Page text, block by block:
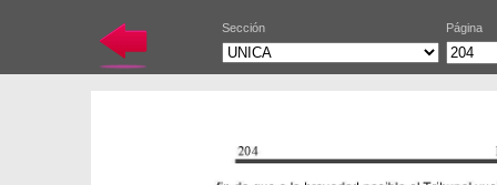
Sección Página